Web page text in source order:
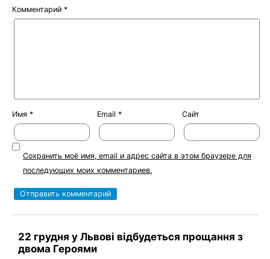
Комментарий *
Имя * Email * Сайт
Сохранить моё имя, email и адрес сайта в этом браузере для
последующих моих комментариев.
22 грудня у Львові відбудеться прощання з
двома Героями